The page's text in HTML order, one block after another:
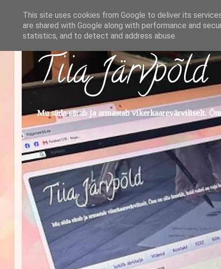
Tiia Järvpõld
Mu süda särab ja armastab vikerkaarevärviliselt.
This site uses cookies from Google to deliver its
are shared with Google along with performance and
statistics, and to detect and address abuse.